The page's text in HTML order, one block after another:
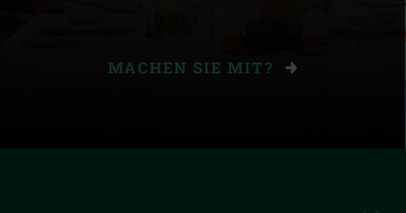
MACHEN SIE MIT?